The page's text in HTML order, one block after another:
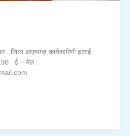
जिला आज़मगढ़ कार्यकारिणी इकाई
ई – मेल :